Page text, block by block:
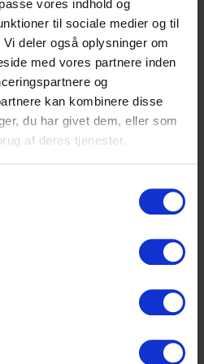
vores indhold og
til sociale medier og til
deler også oplysninger om
med vores partnere inden
og
kan kombinere disse
du har givet dem, eller som
af deres tjenester.
eksamen
HF-eksamen eller
med 5-ugers
detailhandlen og tror på
vigtigheden i at
og er en
blandt
bringe føtex i front
detailvarehus.
og personlighed som